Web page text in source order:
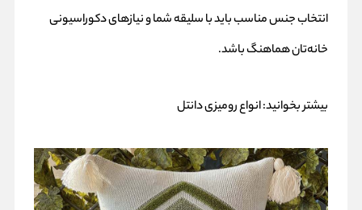
انتخاب جنس مناسب باید با سلیقه شما و نیازهای دکوراسیونی
خانه‌تان هماهنگ باشد.
بیشتر بخوانید:انواع رومیزی دانتل